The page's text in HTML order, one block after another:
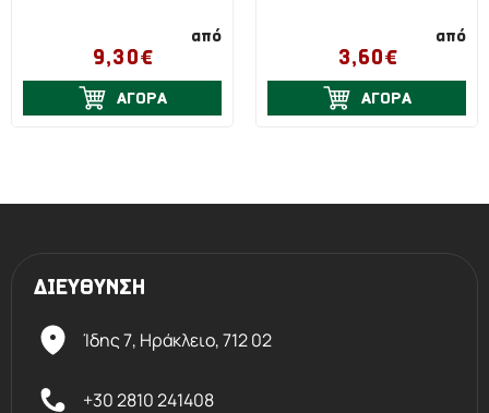
από
9,30€
ΑΓΟΡΑ
από
3,60€
ΑΓΟΡΑ
ΔΙΕΥΘΥΝΣΗ
Ίδης 7, Ηράκλειο,712 02
+30 2810 241408